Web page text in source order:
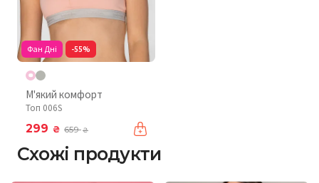
Фан Дні -55%
М'який комфорт
Топ 006S
299 ₴ 659₴
Схожі продукти